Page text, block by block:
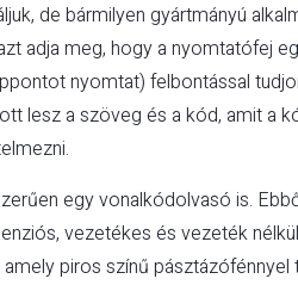
de bármilyen gyártmányú
adja meg, hogy a nyomtatófej
nyomtat) felbontással
lesz a szöveg és a kód, amit a
egy vonalkódolvasó is.
vezetékes és vezeték
piros színű